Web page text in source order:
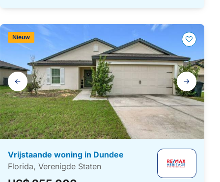
Galerij
navigatie
Vrijstaande woning in Dundee
Florida, Verenigde Staten
Nieuw